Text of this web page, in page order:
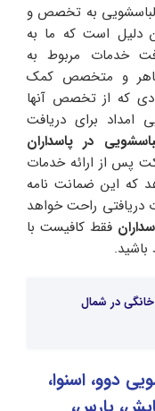
لباسشویی به تخصص و
دلیل است که ما به
خدمات مربوط به
ماهر و متخصص کمک
که از تخصص آنها
امداد برای دریافت
در پاسداران
پس از ارائه خدمات
که این ضمانت نامه
دریافتی راحت خواهد
فقط کافیست با
خانگی در شمال
دوو، اسنوا،